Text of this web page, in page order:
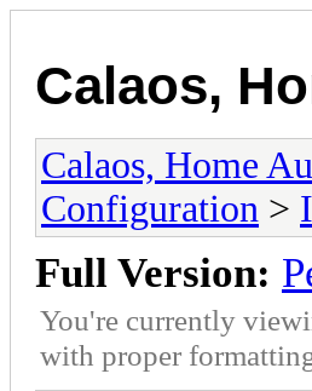
Calaos,
Calaos, Home
Configuration >
Full Version:
You're currently
with proper